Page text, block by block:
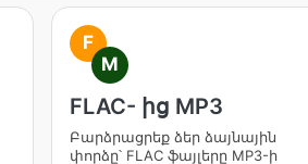
F
M
FLAC- ից MP3
Բարձրացրեք ձեր ձայնային
փորձը՝ FLAC ֆայլերը MP3-ի